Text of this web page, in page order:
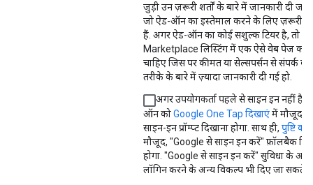
जुड़ी उन ज़रूरी शर्तों के बारे में जानकारी दी
जो ऐड-ऑन का इस्तेमाल करने के लिए ज़रूरी
हैं. अगर ऐड-ऑन का कोई सशुल्क टियर है, तो
Marketplace लिस्टिंग में एक ऐसे वेब पेज का
चाहिए जिस पर कीमत या सेल्सपर्सन से संपर्क
तरीके के बारे में ज़्यादा जानकारी दी गई हो.
अगर उपयोगकर्ता पहले से साइन इन नहीं है,
ऑन कोGoogle One Tap दिखाएंमें मौजूद,
साइन-इन प्रॉम्प्ट दिखाना होगा. साथ ही, पुष्टि
मौजूद, "Google से साइन इन करें" फ़ॉलबैक
होगा. "Google से साइन इन करें" सुविधा के
लॉगिन करने के अन्य विकल्प भी दिए जा सकते